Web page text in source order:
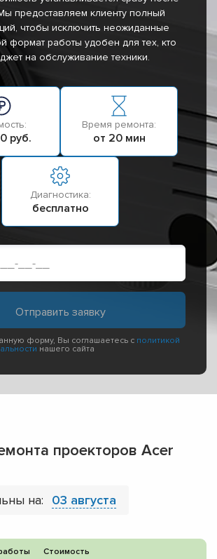
предоставляем клиенту полный
чтобы исключить неожиданные
формат работы удобен для тех, кто
на обслуживание техники.
руб.
Время ремонта:
от 20 мин
Диагностика:
бесплатно
форму, Вы соглашаетесь с политикой
нашего сайта
проекторов Acer
на: 03 августа
Стоимость